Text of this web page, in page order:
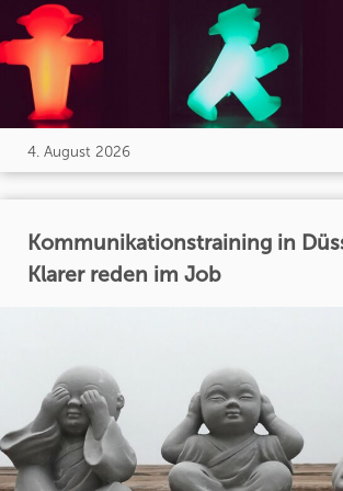
4. August 2026
Kommunikationstraining in
Klarer reden im Job